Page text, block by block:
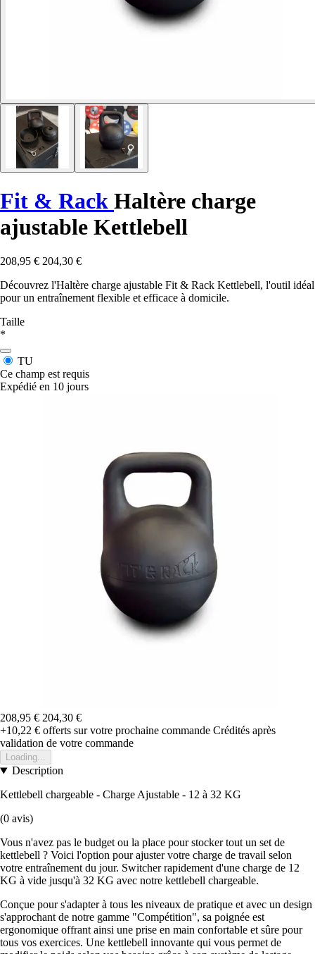
Fit & Rack Haltère charge
ajustable Kettlebell
208,95 € 204,30 €
Découvrez l'Haltère charge ajustable Fit & Rack Kettlebell, l'outil idéal
pour un entraînement flexible et efficace à domicile.
Taille
*
TU
Ce champ est requis
Expédié en 10 jours
208,95 € 204,30 €
+10,22 € offerts sur votre prochaine commande Crédités après
validation de votre commande
Loading...
Description
Kettlebell chargeable - Charge Ajustable - 12 à 32 KG
(0 avis)
Vous n'avez pas le budget ou la place pour stocker tout un set de
kettlebell ? Voici l'option pour ajuster votre charge de travail selon
votre entraînement du jour. Switcher rapidement d'une charge de 12
KG à vide jusqu'à 32 KG avec notre kettlebell chargeable.
Conçue pour s'adapter à tous les niveaux de pratique et avec un design
s'approchant de notre gamme "Compétition", sa poignée est
ergonomique offrant ainsi une prise en main confortable et sûre pour
tous vos exercices. Une kettlebell innovante qui vous permet de